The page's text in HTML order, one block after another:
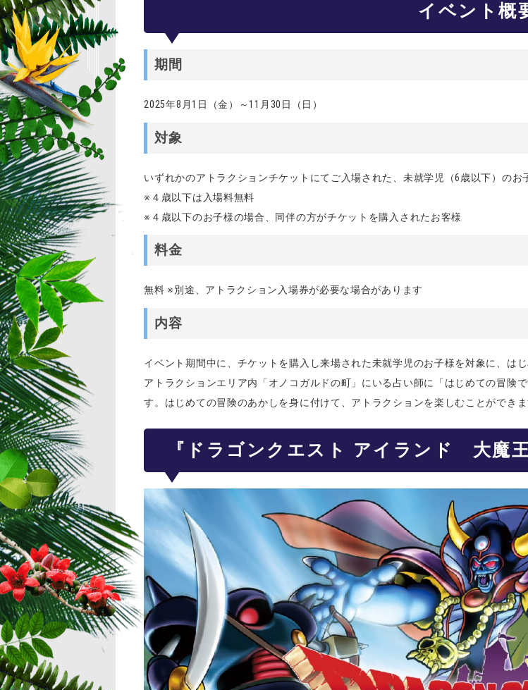
イベント概
期間
2025年8月1日（金）～11月30日（日）
対象
いずれかのアトラクションチケットにてご入場された、未就学児（6歳以下）のお
※４歳以下は入場料無料
※４歳以下のお子様の場合、同伴の方がチケットを購入されたお客様
料金
無料 ※別途、アトラクション入場券が必要な場合があります
内容
イベント期間中に、チケットを購入し来場された未就学児のお子様を対象に、は
アトラクションエリア内「オノコガルドの町」にいる占い師に「はじめての冒険
す。はじめての冒険のあかしを身に付けて、アトラクションを楽しむことができま
『ドラゴンクエスト アイランド 大魔